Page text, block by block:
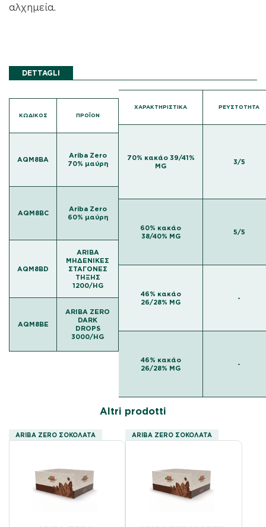
αλχημεία.
DETTAGLI
ΚΩΔΙΚΌΣ ΠΡΟΪΟΝ
AQM8BA
Ariba Zero
70% μαύρη
AQM8BC
Ariba Zero
60% μαύρη
AQM8BD
ARIBA
ΜΗΔΕΝΙΚΈΣ
ΣΤΑΓΌΝΕΣ
ΤΉΞΗΣ
1200/HG
AQM8BE
ARIBA ZERO
DARK
DROPS
3000/HG
ΧΑΡΑΚΤΗΡΙΣΤΙΚΆ ΡΕΥΣΤΌΤΗΤΑ
70% κακάο 39/41%
MG
3/5
60% κακάο
38/40% MG
5/5
46% κακάο
26/28% MG
-
46% κακάο
26/28% MG
-
Altri prodotti
ARIBA ZERO ΣΟΚΟΛΆΤΑ ARIBA ZERO ΣΟΚΟΛΆΤΑ